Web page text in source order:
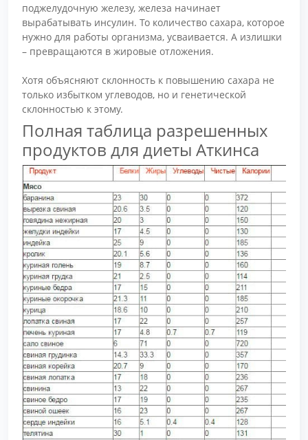
поджелудочную железу, железа начинает
вырабатывать инсулин. То количество сахара, которое
нужно для работы организма, усваивается. А излишки
– превращаются в жировые отложения.
Хотя объясняют склонность к повышению сахара не
только избытком углеводов, но и генетической
склонностью к этому.
Полная таблица разрешенных
продуктов для диеты Аткинса